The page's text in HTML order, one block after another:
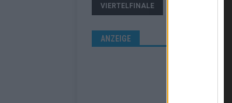
VIERTELFINALE
ANZEIGE